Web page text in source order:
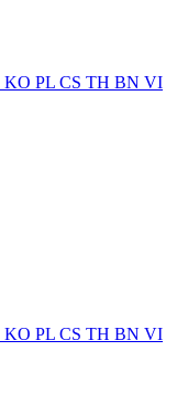
KO PL CS TH BN VI
KO PL CS TH BN VI